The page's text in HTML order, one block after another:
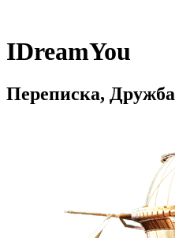
IDreamYou
Переписка,